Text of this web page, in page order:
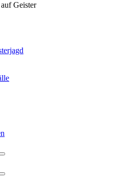
Geister
Search
Search